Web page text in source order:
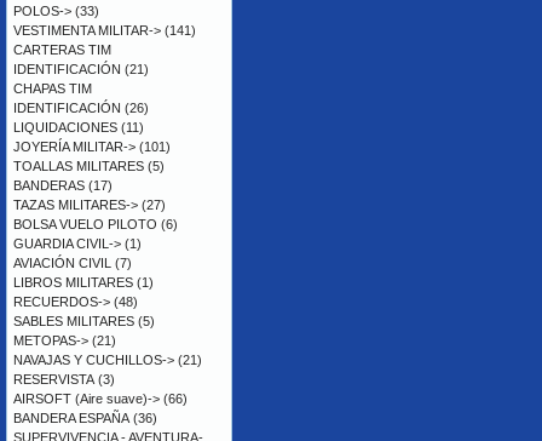
POLOS-> (33)
VESTIMENTA MILITAR-> (141)
CARTERAS TIM
IDENTIFICACIÓN (21)
CHAPAS TIM
IDENTIFICACIÓN (26)
LIQUIDACIONES (11)
JOYERÍA MILITAR-> (101)
TOALLAS MILITARES (5)
BANDERAS (17)
TAZAS MILITARES-> (27)
BOLSA VUELO PILOTO (6)
GUARDIA CIVIL-> (1)
AVIACIÓN CIVIL (7)
LIBROS MILITARES (1)
RECUERDOS-> (48)
SABLES MILITARES (5)
METOPAS-> (21)
NAVAJAS Y CUCHILLOS-> (21)
RESERVISTA (3)
AIRSOFT (Aire suave)-> (66)
BANDERA ESPAÑA (36)
SUPERVIVENCIA - AVENTURA-